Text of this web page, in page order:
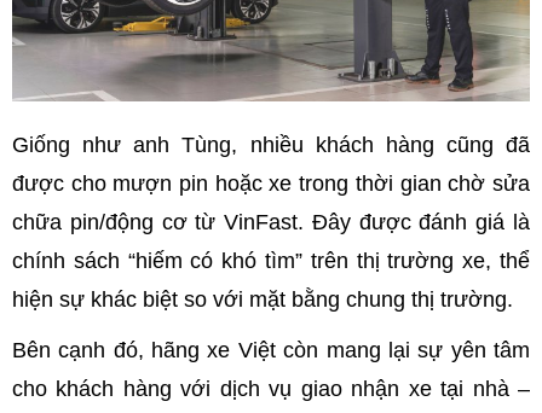
Giống như anh Tùng, nhiều khách hàng cũng đã
được cho mượn pin hoặc xe trong thời gian chờ sửa
chữa pin/động cơ từ VinFast. Đây được đánh giá là
chính sách “hiếm có khó tìm” trên thị trường xe, thể
hiện sự khác biệt so với mặt bằng chung thị trường.
Bên cạnh đó, hãng xe Việt còn mang lại sự yên tâm
cho khách hàng với dịch vụ giao nhận xe tại nhà –